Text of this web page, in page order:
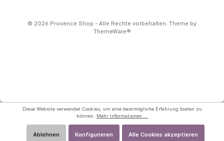
© 2026 Provence Shop - Alle Rechte vorbehalten. Theme by
ThemeWare®
Diese Website verwendet Cookies, um eine bestmögliche Erfahrung bieten zu
können. Mehr Informationen ...
Ablehnen Konfigurieren Alle Cookies akzeptieren